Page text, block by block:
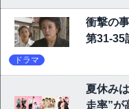
衝撃の
第31-35
ドラマ
夏休み
走率”が